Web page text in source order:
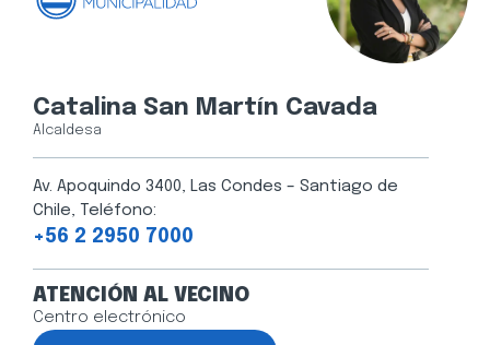
Catalina San Martín Cavada
Alcaldesa
Av. Apoquindo 3400, Las Condes – Santiago de
Chile, Teléfono:
+56 2 2950 7000
ATENCIÓN AL VECINO
Centro electrónico